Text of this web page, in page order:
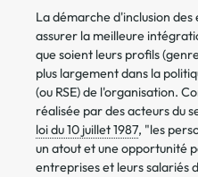
La démarche d'inclusion
assurer la meilleure
que soient leurs profils
plus largement dans la
(ou RSE) de l'organisation.
réalisée par des acteurs du
loi du 10 juillet 1987, "les
un atout et une opportunité
entreprises et leurs salariés